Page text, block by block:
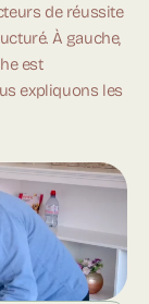
de réussite
À gauche,
est
expliquons les